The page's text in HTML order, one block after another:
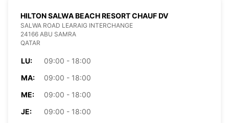
HILTON SALWA BEACH RESORT CHAUF DV
SALWA ROAD LEARAIG INTERCHANGE
24166 ABU SAMRA
QATAR
LU:
09:00 - 18:00
MA:
09:00 - 18:00
ME:
09:00 - 18:00
JE:
09:00 - 18:00